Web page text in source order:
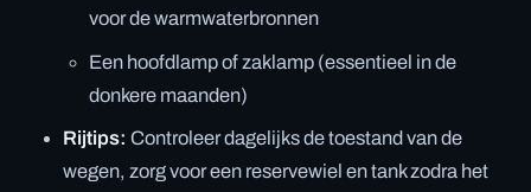
voor de warmwaterbronnen
Een hoofdlamp of zaklamp (essentieel in de
donkere maanden)
Rijtips: Controleer dagelijks de toestand van de
wegen, zorg voor een reservewiel en tank zodra het